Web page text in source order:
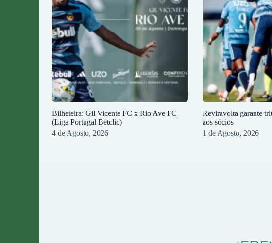
Bilheteira: Gil Vicente FC x Rio Ave FC
(Liga Portugal Betclic)
4 de Agosto, 2026
Reviravolta garante
aos sócios
1 de Agosto, 2026